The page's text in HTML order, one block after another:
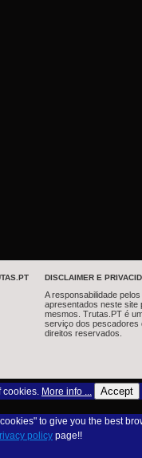
DISCLAIMER E
A responsabilidade
apresentados neste site
mesmos. Trutas.PT é
serviço dos pescadores
direitos reservados.
cookies. More info ... Accept
to give you the best
policy page!!